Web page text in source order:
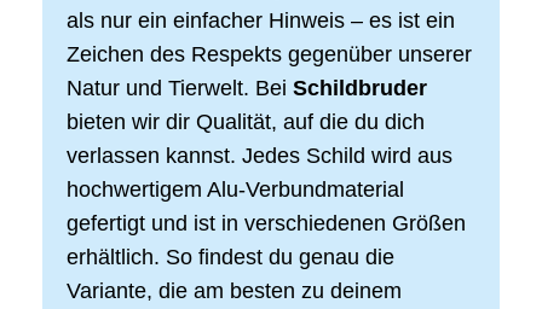
als nur ein einfacher Hinweis – es ist ein
Zeichen des Respekts gegenüber unserer
Natur und Tierwelt. Bei Schildbruder
bieten wir dir Qualität, auf die du dich
verlassen kannst. Jedes Schild wird aus
hochwertigem Alu-Verbundmaterial
gefertigt und ist in verschiedenen Größen
erhältlich. So findest du genau die
Variante, die am besten zu deinem